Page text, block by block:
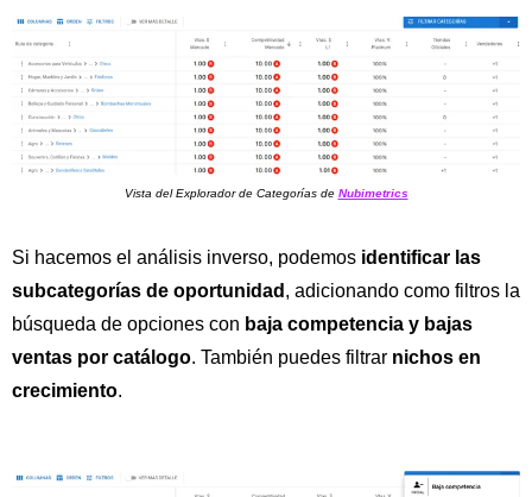
Vista del Explorador de Categorías de Nubimetrics
Si hacemos el análisis inverso, podemos identificar las
subcategorías de oportunidad , adicionando como filtros la
búsqueda de opciones con baja competencia y bajas
ventas por catálogo. También puedes filtrar nichos en
crecimiento.